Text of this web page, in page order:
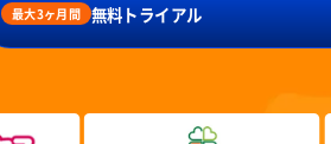
最大3ヶ月間 無料トライアル